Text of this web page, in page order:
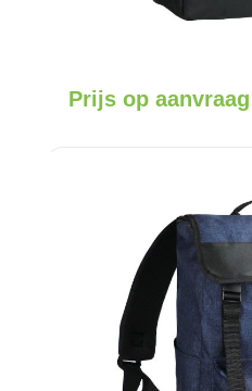
Prijs op aanvraag